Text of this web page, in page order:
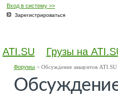
Вход в систему >>
Зарегистрироваться
ATI.SU Грузы на
Обсуждение
Форумы > Обсуждение аккаунтов ATI.SU